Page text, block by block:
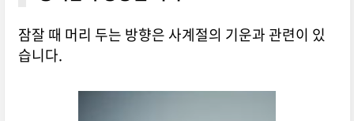
잠잘 때 머리 두는 방향은 사계절의 기운과 관련이 있
습니다.